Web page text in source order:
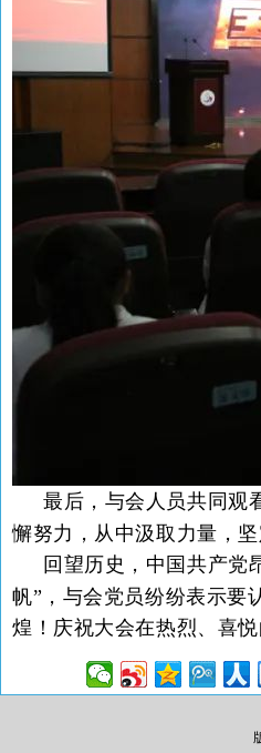
最后，与会人员共同观
懈努力，从中汲取力量，
回望历史，中国共产党
帆”，与会党员纷纷表示要
煌！ 庆祝大会在热烈、喜